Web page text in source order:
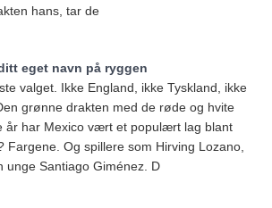
hans, tar de
eget navn på ryggen
valget. Ikke England, ikke Tyskland, ikke
grønne drakten med de røde og hvite
år har Mexico vært et populært lag blant
Fargene. Og spillere som Hirving Lozano,
unge Santiago Giménez. D